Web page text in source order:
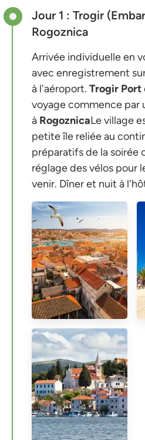
Jour 1 : Trogir
Rogoznica
Arrivée individuelle en
avec enregistrement
à l'aéroport. Trogir Port
voyage commence par
à RogoznicaLe village
petite île reliée au
préparatifs de la soirée
réglage des vélos pour
venir. Dîner et nuit à